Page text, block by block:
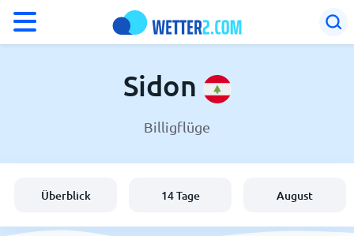
Schweiz
Sidon
Billigflüge
Überblick 14 Tage August